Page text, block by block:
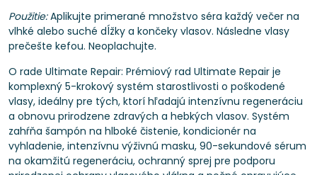
Použitie:Aplikujte primerané množstvo séra každý večer na
vlhké alebo suché dĺžky a končeky vlasov. Následne vlasy
prečešte kefou. Neoplachujte.
O rade Ultimate Repair: Prémiový rad Ultimate Repair je
komplexný 5-krokový systém starostlivosti o poškodené
vlasy, ideálny pre tých, ktorí hľadajú intenzívnu regeneráciu
a obnovu prirodzene zdravých a hebkých vlasov. Systém
zahŕňa šampón na hlboké čistenie, kondicionér na
vyhladenie, intenzívnu výživnú masku, 90-sekundové sérum
na okamžitú regeneráciu, ochranný sprej pre podporu